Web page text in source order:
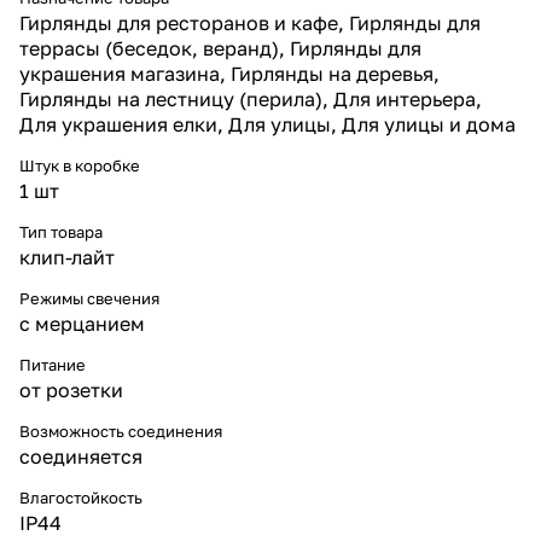
масштабных инсталляций — от
фасадов торговых центров до
городских улиц и площадей.
Эффекты и применение
Белое свечение с эффектом
флеша формирует образ
Гирлянда востребована для
оформления уличных елей,
магазинов, фасадов ресторанов
и гостиниц. Белый свет
сочетается с другими
гирляндами, создавая
выразительные и праздничные
композиции. Флеш-эффект
добавляет динамику и делает
подсветку «живой» и заметной.
Гирлянды для ресторанов и кафе, Гирлянды для
террасы (беседок, веранд), Гирлянды для
украшения магазина, Гирлянды на деревья,
Гирлянды на лестницу (перила), Для интерьера,
Для украшения елки, Для улицы, Для улицы и дома
Штук в коробке
1 шт
Тип товара
клип-лайт
Режимы свечения
с мерцанием
Питание
от розетки
Возможность соединения
соединяется
Влагостойкость
IP44